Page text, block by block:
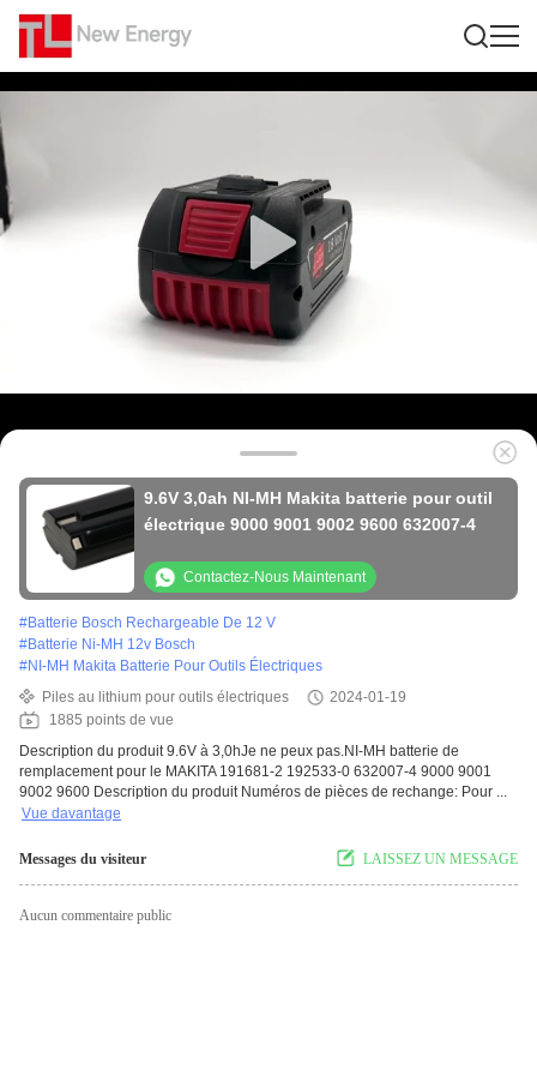
9.6V 3,0ah NI-MH Makita batterie pour outil
électrique 9000 9001 9002 9600 632007-4
Contactez-Nous Maintenant
#Batterie Bosch Rechargeable De 12 V
#Batterie Ni-MH 12v Bosch
#NI-MH Makita Batterie Pour Outils Électriques
Piles au lithium pour outils électriques
2024-01-19
1885 points de vue
Description du produit 9.6V à 3,0hJe ne peux pas.NI-MH batterie de
remplacement pour le MAKITA 191681-2 192533-0 632007-4 9000 9001
9002 9600 Description du produit Numéros de pièces de rechange: Pour ...
Vue davantage
Messages du visiteur LAISSEZ UN MESSAGE
Aucun commentaire public